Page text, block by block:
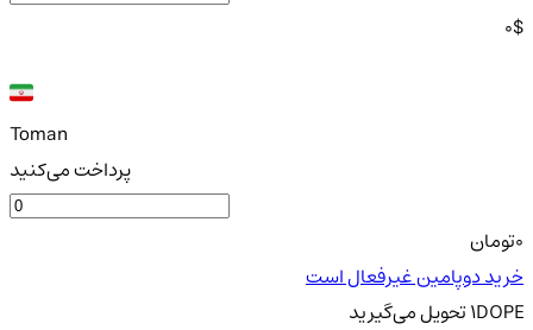
0$
Toman
پرداخت می‌کنید
تومان
خرید دوپامین غیرفعال است
1DOPEتحویلمی‌گیرید